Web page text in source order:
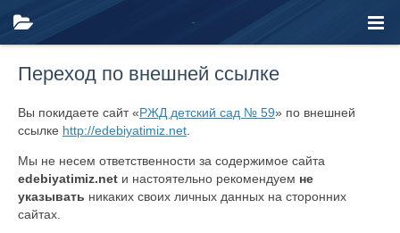
Переход по внешней ссылке
Вы покидаете сайт «РЖД детский сад № 59» по внешней
ссылке http://edebiyatimiz.net
Мы не несем ответственности за содержимое сайта
edebiyatimiz.net и настоятельно рекомендуем не
указывать никаких своих личных данных на сторонних
сайтах.